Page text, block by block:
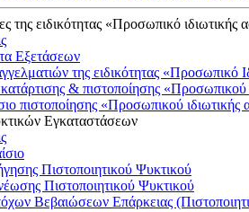
της ειδικότητας «Προσωπικό ιδιωτικής
Εξετάσεων
της ειδικότητας «Προσωπικό
& πιστοποίησης «Προσωπικού
πιστοποίησης «Προσωπικού
Εγκαταστάσεων
Πιστοποιητικού Ψυκτικού
Πιστοποιητικού Ψυκτικού
Βεβαιώσεων Επάρκειας